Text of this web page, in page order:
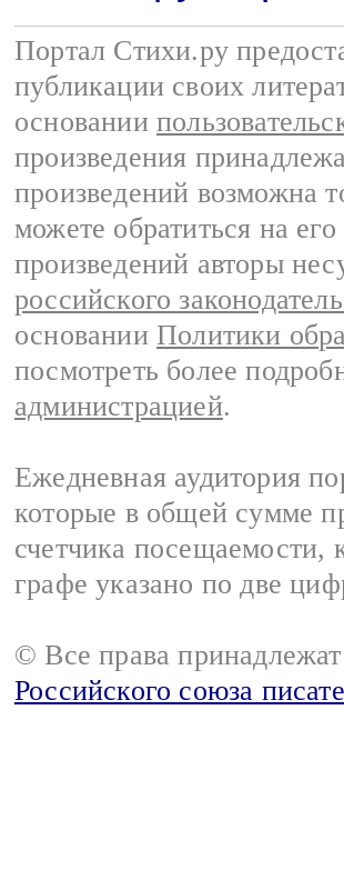
Портал Стихи.ру
публикации своих
основании
произведения
произведений возможна
можете обратиться на
произведений авторы
российского
основании Политики
посмотреть более
администрацией.
Ежедневная аудитория
которые в общей сумме
счетчика посещаемости,
графе указано по две
© Все права
Российского союза